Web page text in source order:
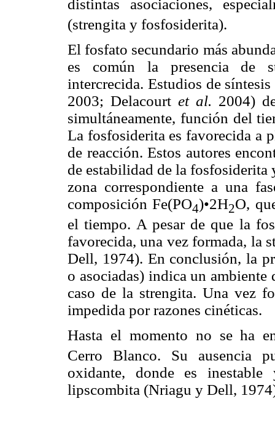
distintas asociaciones,
(strengita y fosfosiderita).
El fosfato secundario más
es común la presencia de
intercrecida. Estudios de
2003; Delacourt et al. 2004)
simultáneamente, función del
La fosfosiderita es favorecida a
de reacción. Estos autores
de estabilidad de la fosfosiderita
zona correspondiente a una
composición Fe(PO4)•2H2O,
el tiempo. A pesar de que la
favorecida, una vez formada, la
Dell, 1974). En conclusión, la
o asociadas) indica un ambiente
caso de la strengita. Una vez
impedida por razones cinéticas.
Hasta el momento no se ha
Cerro Blanco. Su ausencia
oxidante, donde es
lipscombita (Nriagu y Dell,